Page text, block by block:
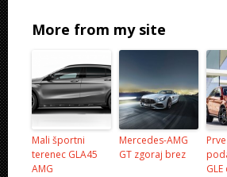
More from my site
Mali športni
terenec GLA45
AMG
Mercedes-AMG
GT zgoraj brez